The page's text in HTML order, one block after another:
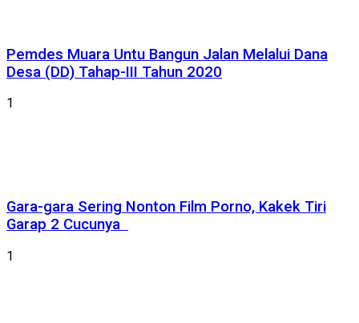
Pemdes Muara Untu Bangun Jalan Melalui Dana
Desa (DD) Tahap-III Tahun 2020
1
Gara-gara Sering Nonton Film Porno, Kakek Tiri
Garap 2 Cucunya
1